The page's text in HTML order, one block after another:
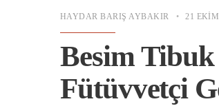
HAYDAR BARIŞ AYBAKIR • 21
Besim
Fütüvvetçi